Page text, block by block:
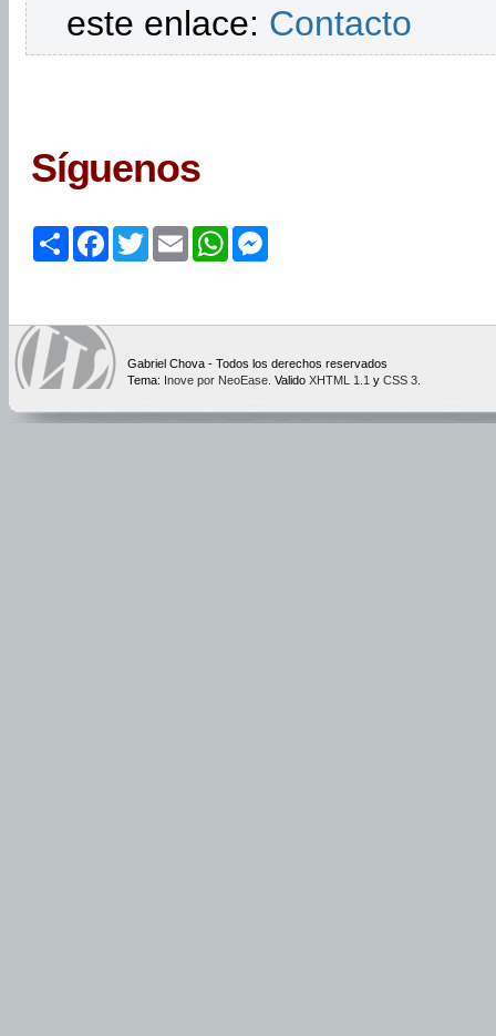
este enlace: Contacto
Síguenos
ShareFacebook
TwitterEmailWhatsApp
Gabriel Chova - Todos los derechos reservados
Tema: Inove por NeoEase . Valido XHTML 1.1 y CSS 3